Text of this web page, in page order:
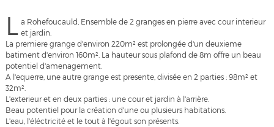
L a Rohefoucauld, Ensemble de 2 granges en pierre avec cour interieur
et jardin.
La premiere grange d'environ 220m² est prolongée d'un deuxieme
batiment d'environ 160m². La hauteur sous plafond de 8m offre un beau
potentiel d'amenagement.
A l'equerre, une autre grange est presente, divisée en 2 parties : 98m² et
32m².
L'exterieur et en deux parties : une cour et jardin à l'arrière.
Beau potentiel pour la création d'une ou plusieurs habitations.
L'eau, l'éléctricité et le tout à l'égout son présents.